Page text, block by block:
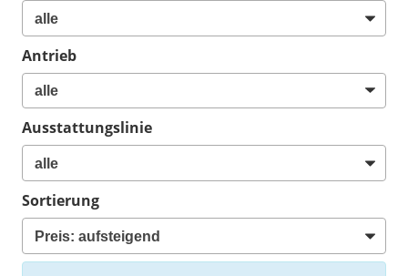
Antrieb
Ausstattungslinie
Sortierung